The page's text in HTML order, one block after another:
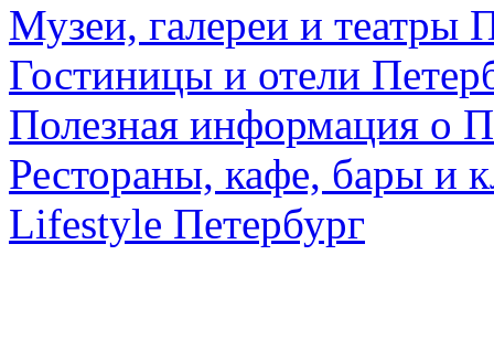
Музеи, галереи и театры
Гостиницы и отели
Полезная информация о
Рестораны, кафе, бары и
Lifestyle Петербург